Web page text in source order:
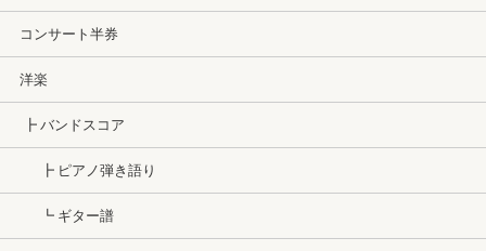
コンサート半券
洋楽
┣ バンドスコア
┣ ピアノ弾き語り
┗ ギター譜